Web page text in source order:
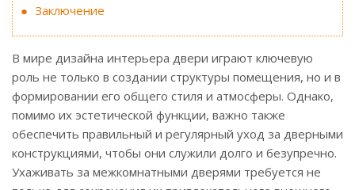
Заключение
В мире дизайна интерьера двери играют ключевую
роль не только в создании структуры помещения, но и в
формировании его общего стиля и атмосферы. Однако,
помимо их эстетической функции, важно также
обеспечить правильный и регулярный уход за дверными
конструкциями, чтобы они служили долго и безупречно.
Ухаживать за межкомнатными дверями требуется не